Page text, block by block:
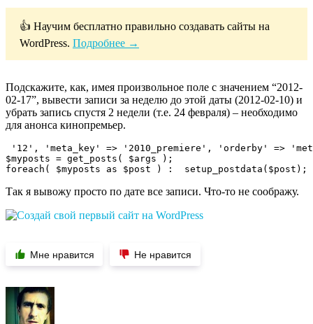
👍 Научим бесплатно правильно создавать сайты на
WordPress. Подробнее →
Подскажите, как, имея произвольное поле с значением “2012-
02-17”, вывести записи за неделю до этой даты (2012-02-10) и
убрать запись спустя 2 недели (т.е. 24 февраля) – необходимо
для анонса кинопремьер.
'12', 'meta_key' => '2010_premiere', 'orderby' =>
$myposts = get_posts( $args );
foreach( $myposts as $post ) :
Так я вывожу просто по дате все записи. Что-то не соображу.
Мне нравится Не нравится